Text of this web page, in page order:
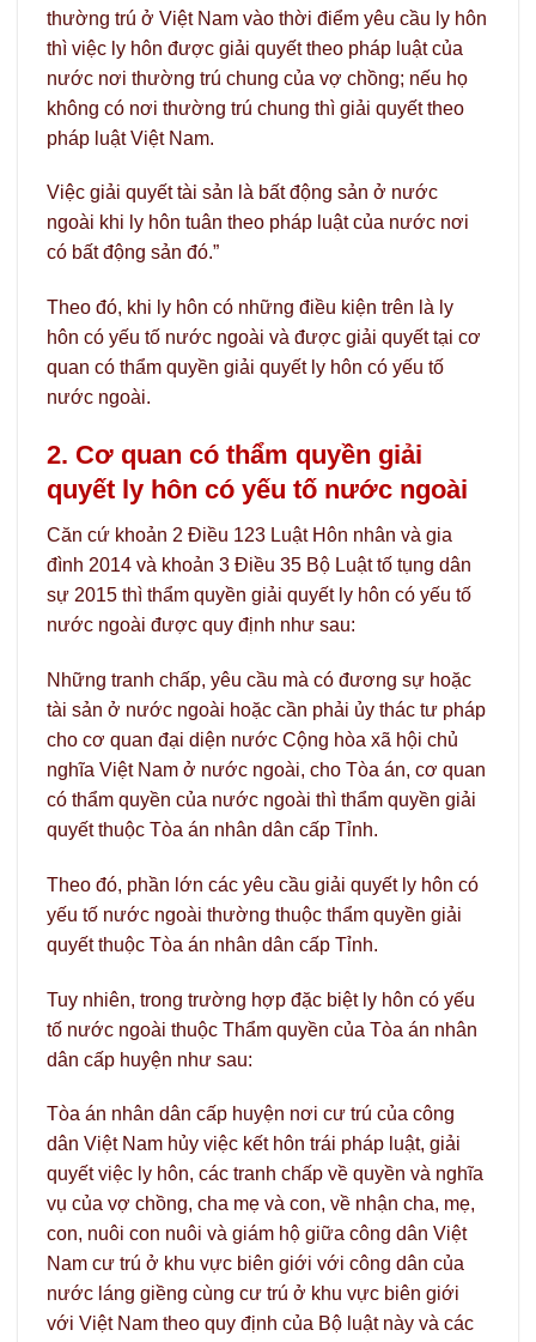
thường trú ở Việt Nam vào thời điểm yêu cầu ly hôn
thì việc ly hôn được giải quyết theo pháp luật của
nước nơi thường trú chung của vợ chồng; nếu họ
không có nơi thường trú chung thì giải quyết theo
pháp luật Việt Nam.
Việc giải quyết tài sản là bất động sản ở nước
ngoài khi ly hôn tuân theo pháp luật của nước nơi
có bất động sản đó.”
Theo đó, khi ly hôn có những điều kiện trên là ly
hôn có yếu tố nước ngoài và được giải quyết tại cơ
quan có thẩm quyền giải quyết ly hôn có yếu tố
nước ngoài.
2. Cơ quan có thẩm quyền giải
quyết ly hôn có yếu tố nước ngoài
Căn cứ khoản 2 Điều 123 Luật Hôn nhân và gia
đình 2014 và khoản 3 Điều 35 Bộ Luật tố tụng dân
sự 2015 thì thẩm quyền giải quyết ly hôn có yếu tố
nước ngoài được quy định như sau:
Những tranh chấp, yêu cầu mà có đương sự hoặc
tài sản ở nước ngoài hoặc cần phải ủy thác tư pháp
cho cơ quan đại diện nước Cộng hòa xã hội chủ
nghĩa Việt Nam ở nước ngoài, cho Tòa án, cơ quan
có thẩm quyền của nước ngoài thì thẩm quyền giải
quyết thuộc Tòa án nhân dân cấp Tỉnh.
Theo đó, phần lớn các yêu cầu giải quyết ly hôn có
yếu tố nước ngoài thường thuộc thẩm quyền giải
quyết thuộc Tòa án nhân dân cấp Tỉnh.
Tuy nhiên, trong trường hợp đặc biệt ly hôn có yếu
tố nước ngoài thuộc Thẩm quyền của Tòa án nhân
dân cấp huyện như sau:
Tòa án nhân dân cấp huyện nơi cư trú của công
dân Việt Nam hủy việc kết hôn trái pháp luật, giải
quyết việc ly hôn, các tranh chấp về quyền và nghĩa
vụ của vợ chồng, cha mẹ và con, về nhận cha, mẹ,
con, nuôi con nuôi và giám hộ giữa công dân Việt
Nam cư trú ở khu vực biên giới với công dân của
nước láng giềng cùng cư trú ở khu vực biên giới
với Việt Nam theo quy định của Bộ luật này và các